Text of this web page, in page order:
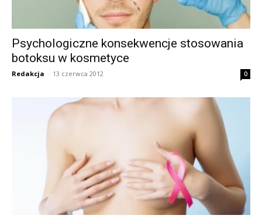
Psychologiczne konsekwencje stosowania
botoksu w kosmetyce
Redakcja - 13 czerwca 2012 0